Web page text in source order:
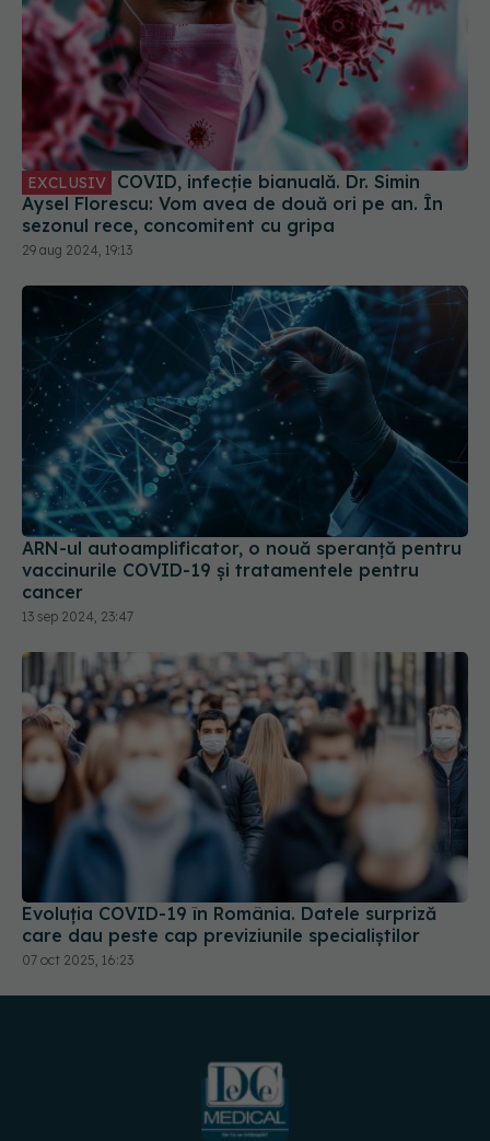
EXCLUSIV
Aysel Florescu: Vom avea de două ori pe an. În
sezonul rece, concomitent cu gripa
29 aug 2024, 19:13
ARN-ul autoamplificator, o nouă speranță pentru
vaccinurile COVID-19 și tratamentele pentru
cancer
13 sep 2024, 23:47
Evoluția COVID-19 în România. Datele surpriză
care dau peste cap previziunile specialiștilor
07 oct 2025, 16:23